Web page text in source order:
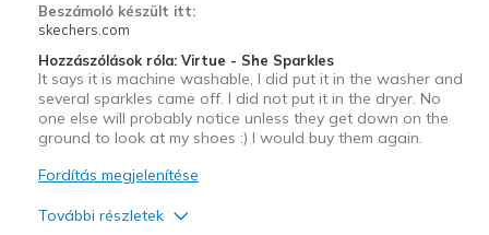
Beszámoló készült itt:
skechers.com
Hozzászólások róla: Virtue - She Sparkles
It says it is machine washable, I did put it in the washer and
several sparkles came off. I did not put it in the dryer. No
one else will probably notice unless they get down on the
ground to look at my shoes :) I would buy them again.
Fordítás megjelenítése
További részletek